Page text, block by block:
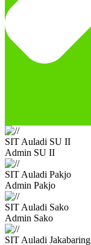
SIT Auladi SU II
Admin SU II
SIT Auladi Pakjo
Admin Pakjo
SIT Auladi Sako
Admin Sako
SIT Auladi Jakabaring